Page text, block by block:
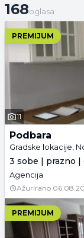
168 oglasa
168oglasa
PREMIJUM
11
Podbara
Gradske lokacije,
3 sobe | prazno |
Agencija
Ažurirano
PREMIJUM